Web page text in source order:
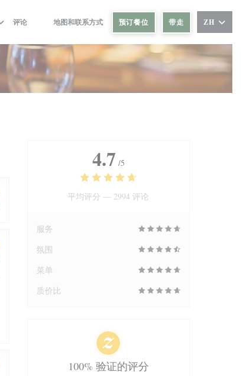
评论
((在新窗口中打开))
((在新窗口中打开))
地图和联系方式 预订餐位 带走 ZH
4.7 /5
平均评分 — 2994 评论
服务
氛围
菜单
质价比
100% 验证的评分